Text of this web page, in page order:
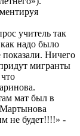
учитель так
надо было
Ничего
мигранты
мат был в
не будет!!!!» -